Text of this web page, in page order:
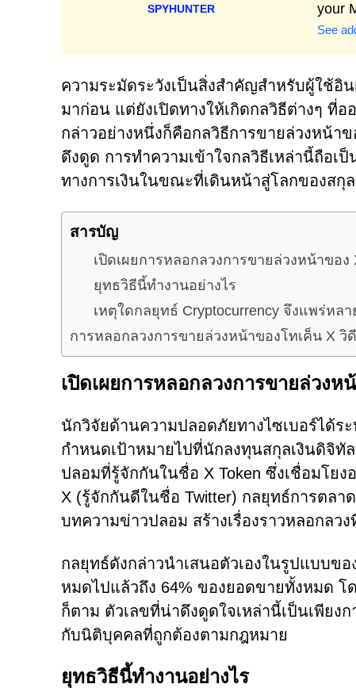
SPYHUNTER
your
See
ความระมัดระวังเป็นสิ่งสำคัญสำหรับผู้ใช้อิ
มาก่อน แต่ยังเปิดทางให้เกิดกลวิธีต่างๆ ที่
กล่าวอย่างหนึ่งก็คือกลวิธีการขายล่วงหน้า
ดึงดูด การทำความเข้าใจกลวิธีเหล่านี้ถือ
ทางการเงินในขณะที่เดินหน้าสู่โลกของสกุ
สารบัญ
เปิดเผยการหลอกลวงการขายล่วงหน้าของ
ยุทธวิธีนี้ทำงานอย่างไร
เหตุใดกลยุทธ์ Cryptocurrency จึงแพร่หล
การหลอกลวงการขายล่วงหน้าของโทเค็น X วิ
เปิดเผยการหลอกลวงการขายล่วงห
นักวิจัยด้านความปลอดภัยทางไซเบอร์ได้ร
กำหนดเป้าหมายไปที่นักลงทุนสกุลเงินดิจิ
ปลอมที่รู้จักกันในชื่อ X Token ซึ่งเชื่อมโย
X (รู้จักกันดีในชื่อ Twitter) กลยุทธ์การตลา
บทความข่าวปลอม สร้างเรื่องราวหลอกลว
กลยุทธ์ดังกล่าวนำเสนอตัวเองในรูปแบบข
หมดไปแล้วถึง 64% ของยอดขายทั้งหมด โ
ก็ตาม ตัวเลขที่น่าดึงดูดใจเหล่านี้เป็นเพียง
กับนิติบุคคลที่ถูกต้องตามกฎหมาย
ยุทธวิธีนี้ทำงานอย่างไร